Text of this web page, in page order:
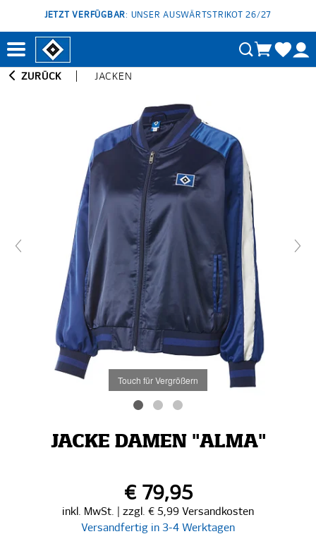
JETZT VERFÜGBAR: UNSER AUSWÄRTSTRIKOT 26/27
ZURÜCK JACKEN
Touch für Vergrößern
JACKE DAMEN "ALMA"
€ 79,95
inkl. MwSt. | zzgl. € 5,99 Versandkosten
Versandfertig in 3-4 Werktagen